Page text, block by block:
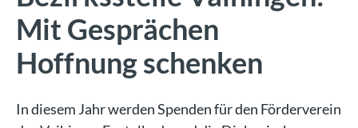
Mit Gesprächen
Hoffnung schenken
In diesem Jahr werden Spenden für den Förderverein